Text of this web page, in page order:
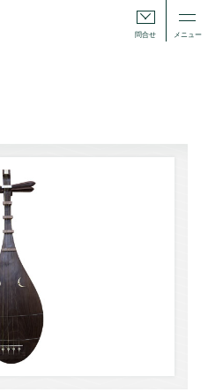
問合せ メニュー